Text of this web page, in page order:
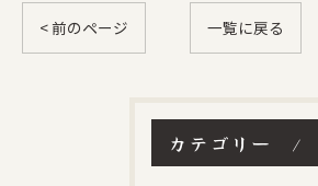
< 前のページ 一覧に戻る
カテゴリー